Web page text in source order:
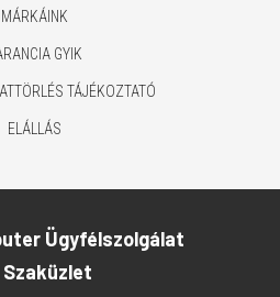
MÁRKÁINK
GYIK
TÁJÉKOZTATÓ
ELÁLLÁS
Ügyfélszolgálat
Szaküzlet